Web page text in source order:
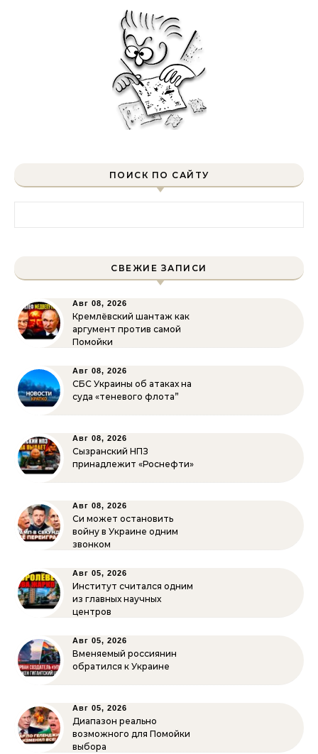
ПОИСК ПО САЙТУ
СВЕЖИЕ ЗАПИСИ
Авг 08, 2026
Кремлёвский шантаж как
аргумент против самой
Помойки
Авг 08, 2026
СБС Украины об атаках на
суда «теневого флота”
Авг 08, 2026
Сызранский НПЗ
принадлежит «Роснефти»
Авг 08, 2026
Си может остановить
войну в Украине одним
звонком
Авг 05, 2026
Институт считался одним
из главных научных
центров
Авг 05, 2026
Вменяемый россиянин
обратился к Украине
Авг 05, 2026
Диапазон реально
возможного для Помойки
выбора